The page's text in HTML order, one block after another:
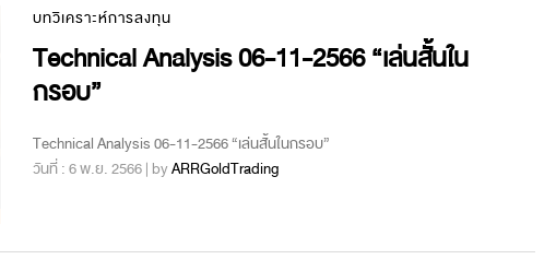
บทวิเคราะห์การลงทุน
Technical Analysis 06-11-2566 “เล่นสั้นใน
กรอบ”
Technical Analysis 06-11-2566 “เล่นสั้นในกรอบ”
วันที่ : 6 พ.ย. 2566 | byARRGoldTrading